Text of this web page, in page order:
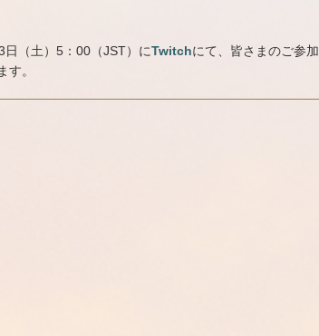
（土）5：00（JST）にTwitchにて、皆さまのご参
。